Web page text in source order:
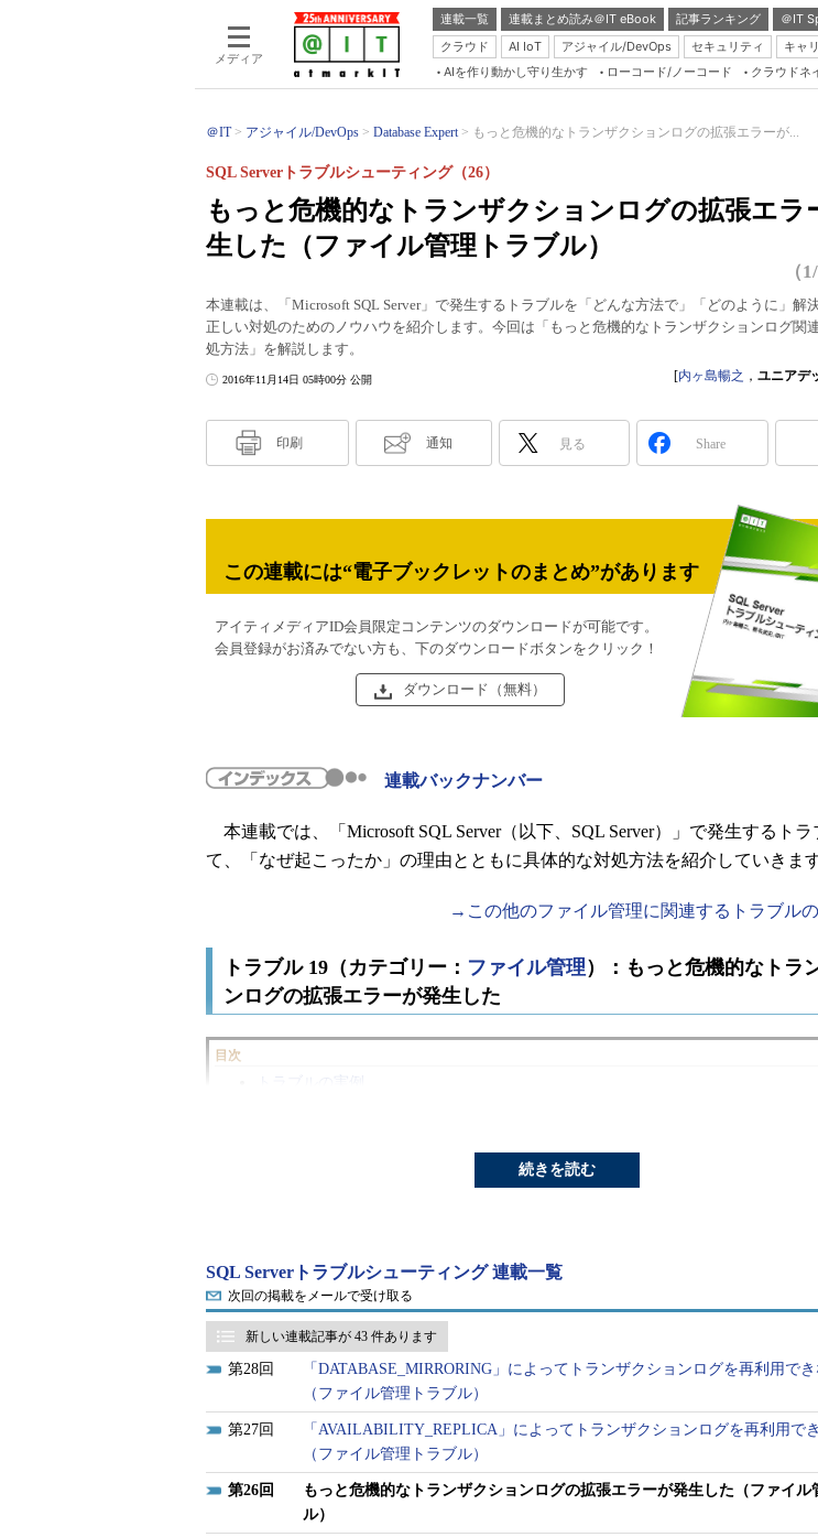
メディア
連載一覧 連載まとめ読み＠IT eBook 記事ランキング ＠IT
クラウド
AI IoT アジャイル/DevOps セキュリティ キャ
AIを作り動かし守り生かす ローコード/ノーコード クラウドネ
＠IT アジャイル/DevOps Database Expert もっと危機的なトランザクションログの拡張エラーが...
もっと危機的なトランザクションログの拡張エラ
生した（ファイル管理トラブル）
SQL Serverトラブルシューティング（26）
（
本連載は、「Microsoft SQL Server」で発生するトラブルを「どんな方法で」「どのように」解
正しい対処のためのノウハウを紹介します。今回は「もっと危機的なトランザクションログ関
処方法」を解説します。
2016年11月14日 05時00分 公開 [内ヶ島暢之 ， ユニアデ
印刷 通知 見る Share
この連載には“電子ブックレットのまとめ”があります
アイティメディアID会員限定コンテンツのダウンロードが可能です。
会員登録がお済みでない方も、下のダウンロードボタンをクリック！
ダウンロード（無料）
連載バックナンバー
本連載では、「Microsoft SQL Server（以下、SQL Server）」で発生するト
て、「なぜ起こったか」の理由とともに具体的な対処方法を紹介していきます
→この他のファイル管理に関連するトラブル
トラブル 19（カテゴリー： ファイル管理）：もっと危機的なトラ
ンログの拡張エラーが発生した
目次
トラブルの実例：1年以上安定稼働しているシステムでオンライン処理を
ていたところ、ある日の夕方、急にオンライン処理でエラーが発生した。
エラーログを確認するとトランザクションログの拡張が失敗していたの
トラブル事例18の緊急対処方法を参考に、トランザクションログのバッ
プを実施したが状況は変わらず、復旧できない。
原因が分からず、どうしようもないので、システムを再起動して再度
ザクションログのバックアップを取得したところ、緊急事態はひとまず回
続きを読む
SQL Serverトラブルシューティング 連載一覧
次回の掲載をメールで受け取る
新しい連載記事が 43 件あります
28
「DATABASE_MIRRORING」によってトランザクションログを再利用で
（ファイル管理トラブル）
27
「AVAILABILITY_REPLICA」によってトランザクションログを再利用で
（ファイル管理トラブル）
26
もっと危機的なトランザクションログの拡張エラーが発生した（ファイル
ル）